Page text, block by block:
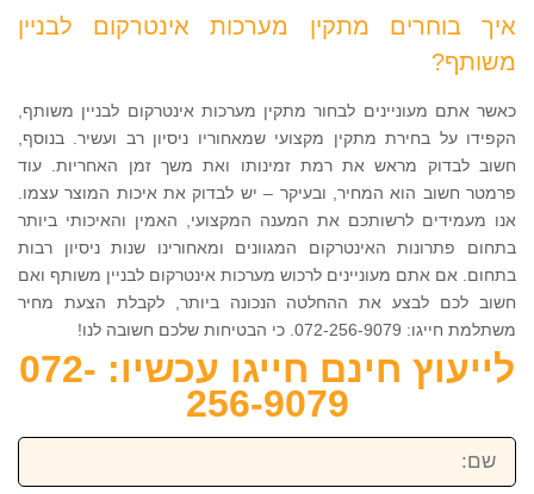
איך בוחרים מתקין מערכות אינטרקום לבניין
משותף?
כאשר אתם מעוניינים לבחור מתקין מערכות אינטרקום לבניין משותף,
הקפידו על בחירת מתקין מקצועי שמאחוריו ניסיון רב ועשיר. בנוסף,
חשוב לבדוק מראש את רמת זמינותו ואת משך זמן האחריות. עוד
פרמטר חשוב הוא המחיר, ובעיקר – יש לבדוק את איכות המוצר עצמו.
אנו מעמידים לרשותכם את המענה המקצועי, האמין והאיכותי ביותר
בתחום פתרונות האינטרקום המגוונים ומאחורינו שנות ניסיון רבות
בתחום. אם אתם מעוניינים לרכוש מערכות אינטרקום לבניין משותף ואם
חשוב לכם לבצע את ההחלטה הנכונה ביותר, לקבלת הצעת מחיר
משתלמת חייגו: 072-256-9079. כי הבטיחות שלכם חשובה לנו!
לייעוץ חינם חייגו עכשיו: 072-
256-9079
שם: